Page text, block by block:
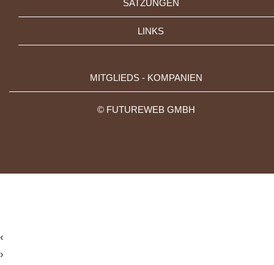
SATZUNGEN
LINKS
MITGLIEDS - KOMPANIEN
© FUTUREWEB GMBH
‹
›